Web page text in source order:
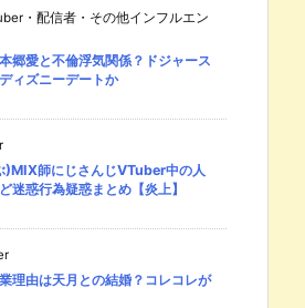
・配信者・その他インフルエン
郷愛と不倫浮気関係？ドジャース
ィズニーデートか
)MIX師にじさんじVTuber中の人
迷惑行為疑惑まとめ【炎上】
理由は天月との結婚？コレコレが